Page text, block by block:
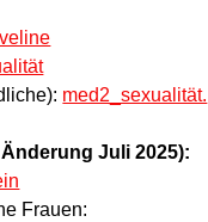
med2_sexualität.
Juli 2025):
Frauen: